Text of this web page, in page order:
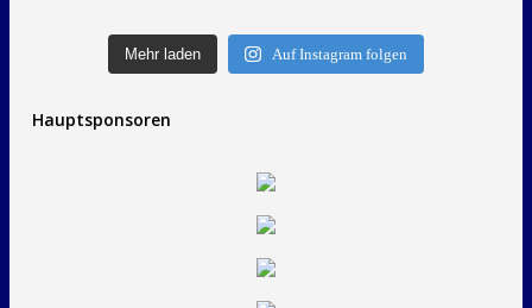
Mehr laden Auf Instagram folgen
Hauptsponsoren